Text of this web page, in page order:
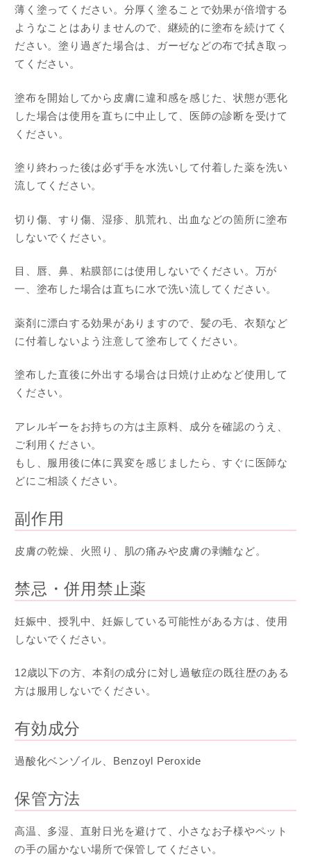
薄く塗ってください。分厚く塗ることで効果が倍増する
ようなことはありませんので、継続的に塗布を続けてく
ださい。塗り過ぎた場合は、ガーゼなどの布で拭き取っ
てください。
塗布を開始してから皮膚に違和感を感じた、状態が悪化
した場合は使用を直ちに中止して、医師の診断を受けて
ください。
塗り終わった後は必ず手を水洗いして付着した薬を洗い
流してください。
切り傷、すり傷、湿疹、肌荒れ、出血などの箇所に塗布
しないでください。
目、唇、鼻、粘膜部には使用しないでください。万が
一、塗布した場合は直ちに水で洗い流してください。
薬剤に漂白する効果がありますので、髪の毛、衣類など
に付着しないよう注意して塗布してください。
塗布した直後に外出する場合は日焼け止めなど使用して
ください。
アレルギーをお持ちの方は主原料、成分を確認のうえ、
ご利用ください。
もし、服用後に体に異変を感じましたら、すぐに医師な
どにご相談ください。
副作用
皮膚の乾燥、火照り、肌の痛みや皮膚の剥離など。
禁忌・併用禁止薬
妊娠中、授乳中、妊娠している可能性がある方は、使用
しないでください。
12歳以下の方、本剤の成分に対し過敏症の既往歴のある
方は服用しないでください。
有効成分
過酸化ベンゾイル、Benzoyl Peroxide
保管方法
高温、多湿、直射日光を避けて、小さなお子様やペット
の手の届かない場所で保管してください。